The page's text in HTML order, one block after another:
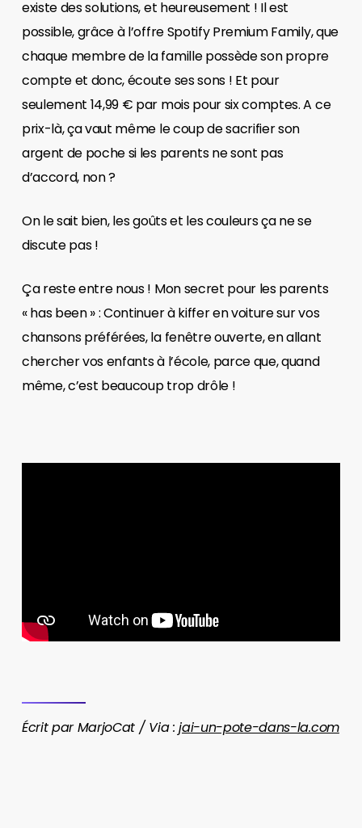
existe des solutions, et heureusement ! Il est
possible, grâce à l’offre Spotify Premium Family, que
chaque membre de la famille possède son propre
compte et donc, écoute ses sons ! Et pour
seulement 14,99 € par mois pour six comptes. A ce
prix-là, ça vaut même le coup de sacrifier son
argent de poche si les parents ne sont pas
d’accord, non ?
On le sait bien, les goûts et les couleurs ça ne se
discute pas !
Ça reste entre nous ! Mon secret pour les parents
« has been » : Continuer à kiffer en voiture sur vos
chansons préférées, la fenêtre ouverte, en allant
chercher vos enfants à l’école, parce que, quand
même, c’est beaucoup trop drôle !
Écrit par MarjoCat / Via :jai-un-pote-dans-la.com